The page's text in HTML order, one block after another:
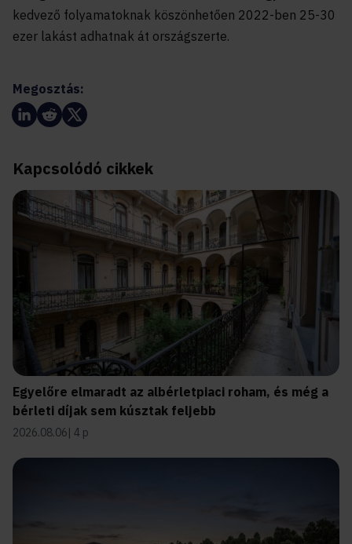
kedvező folyamatoknak köszönhetően 2022-ben 25-30
ezer lakást adhatnak át országszerte.
Megosztás:
Kapcsolódó cikkek
Egyelőre elmaradt az albérletpiaci roham, és még a
bérleti díjak sem kúsztak feljebb
2026.08.06 4 p